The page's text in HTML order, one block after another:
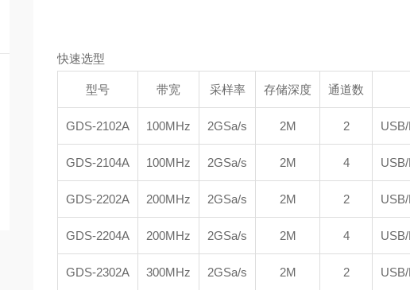
快速选型
型号 带宽 采样率 存储深度 通道数
GDS-2102A 100MHz 2GSa/s 2M 2
GDS-2104A 100MHz 2GSa/s 2M 4
GDS-2202A 200MHz 2GSa/s 2M 2
GDS-2204A 200MHz 2GSa/s 2M 4
GDS-2302A 300MHz 2GSa/s 2M 2